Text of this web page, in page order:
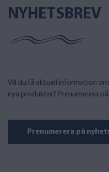
NYHETSBREV
Vill du få aktuell information
nya produkter? Prenumerera
Prenumerera på